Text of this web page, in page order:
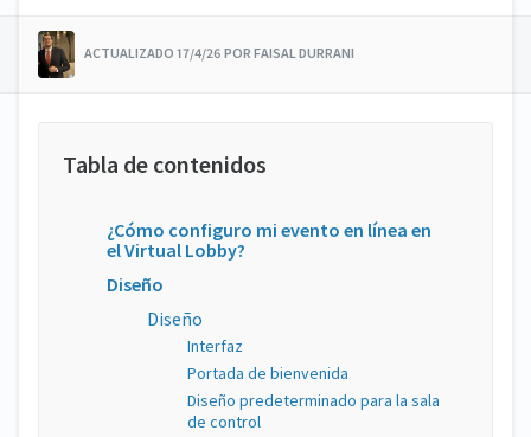
ACTUALIZADO 17/4/26 POR FAISAL DURRANI
¿Cómo configuro mi evento en línea en
el Virtual Lobby?
Diseño
Diseño
Interfaz
Portada de bienvenida
Diseño predeterminado para la sala
de control